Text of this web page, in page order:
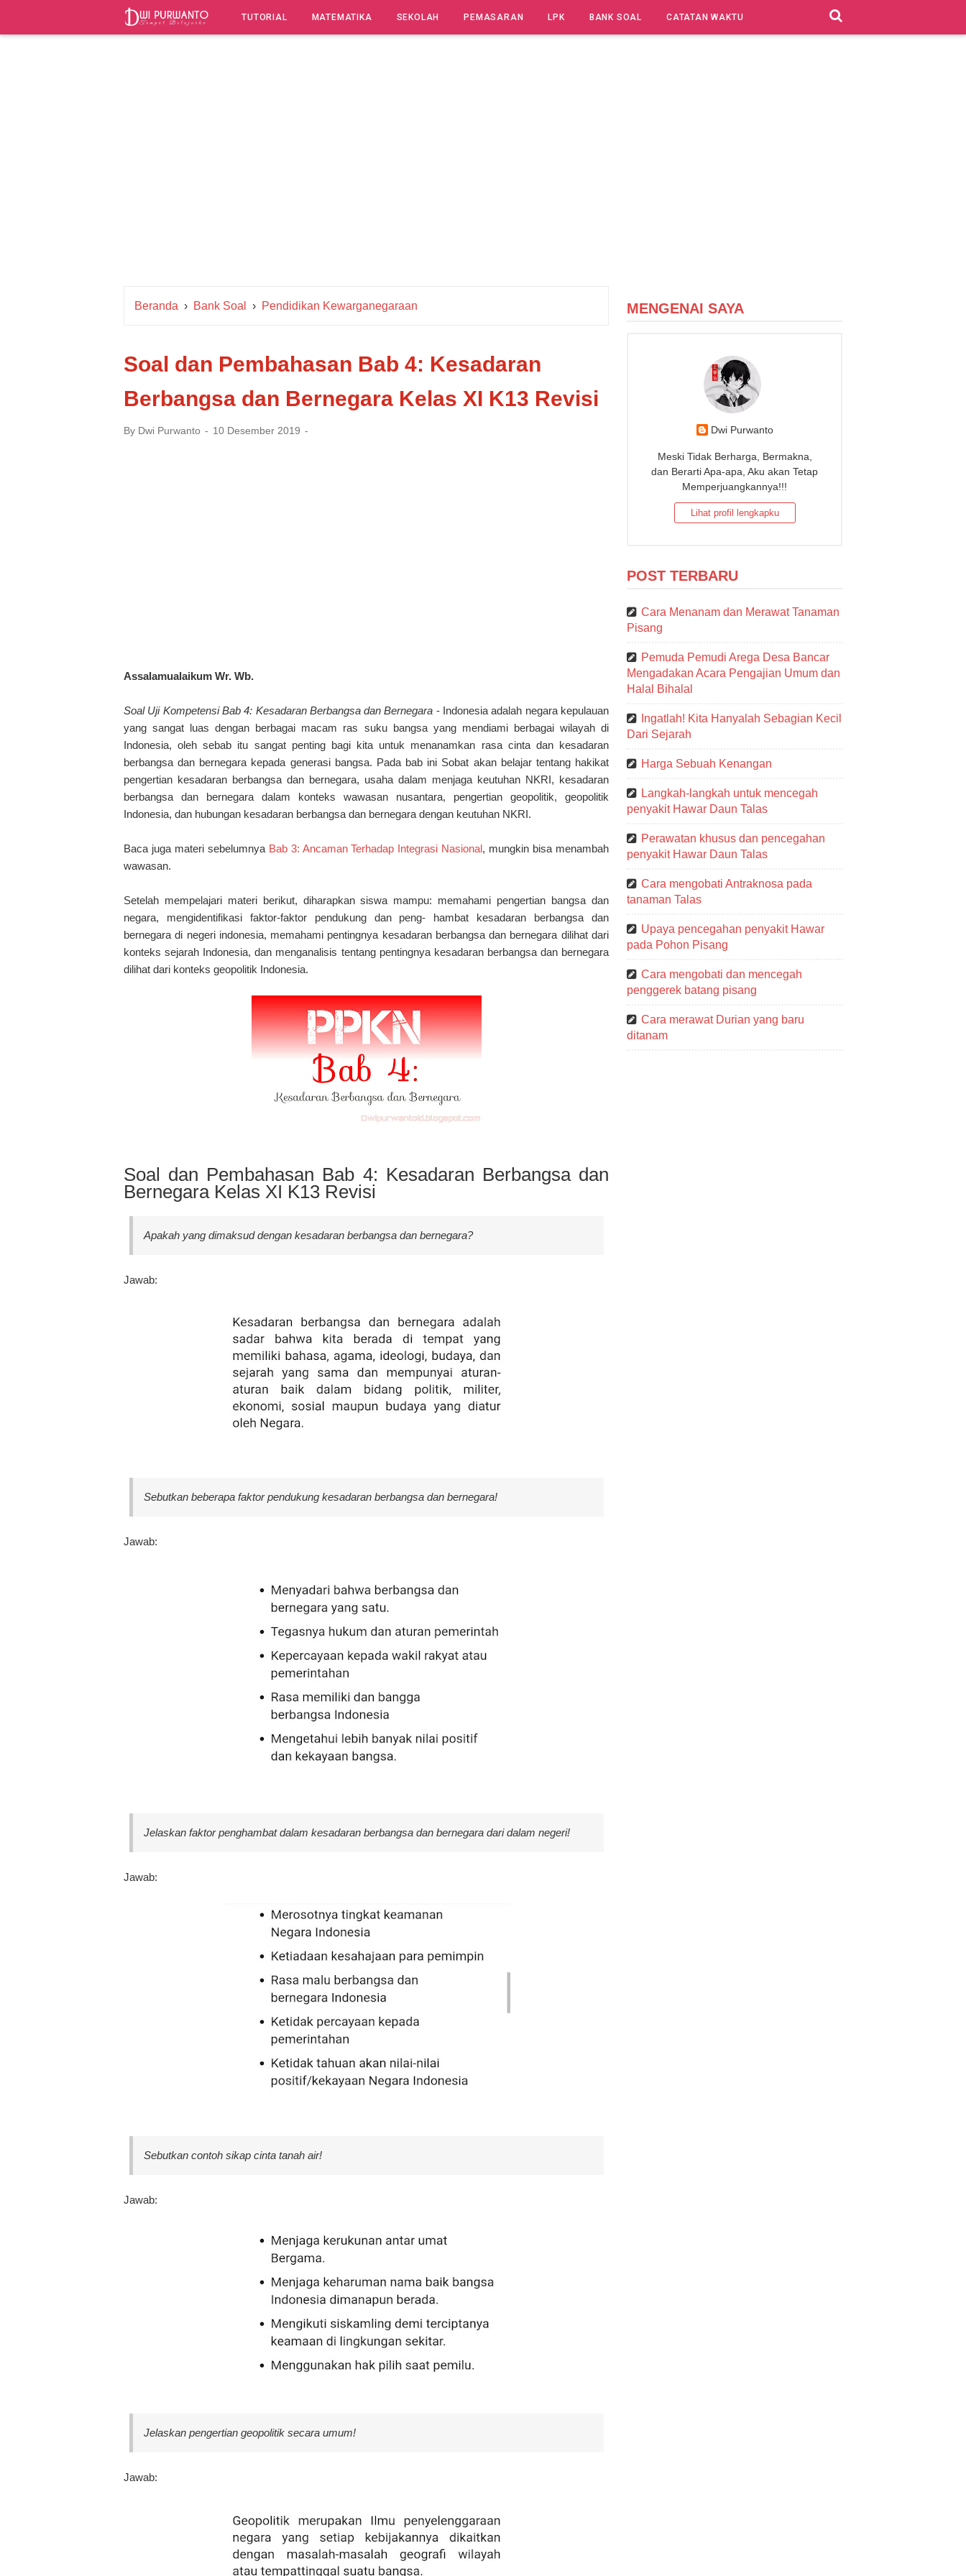
TUTORIAL MATEMATIKA SEKOLAH PEMASARAN LPK BANK SOAL CATATAN WAKTU
Beranda › Bank Soal › Pendidikan Kewarganegaraan
Soal dan Pembahasan Bab 4: Kesadaran
Berbangsa dan Bernegara Kelas XI K13 Revisi
By Dwi Purwanto 10 Desember 2019
Assalamualaikum Wr. Wb.
Soal Uji Kompetensi Bab 4: Kesadaran Berbangsa dan Bernegara - Indonesia adalah negara kepulauan
yang sangat luas dengan berbagai macam ras suku bangsa yang mendiami berbagai wilayah di
Indonesia, oleh sebab itu sangat penting bagi kita untuk menanamkan rasa cinta dan kesadaran
berbangsa dan bernegara kepada generasi bangsa. Pada bab ini Sobat akan belajar tentang hakikat
pengertian kesadaran berbangsa dan bernegara, usaha dalam menjaga keutuhan NKRI, kesadaran
berbangsa dan bernegara dalam konteks wawasan nusantara, pengertian geopolitik, geopolitik
Indonesia, dan hubungan kesadaran berbangsa dan bernegara dengan keutuhan NKRI.
Baca juga materi sebelumnya Bab 3: Ancaman Terhadap Integrasi Nasional, mungkin bisa menambah
wawasan.
Setelah mempelajari materi berikut, diharapkan siswa mampu: memahami pengertian bangsa dan
negara, mengidentifikasi faktor-faktor pendukung dan peng- hambat kesadaran berbangsa dan
bernegara di negeri indonesia, memahami pentingnya kesadaran berbangsa dan bernegara dilihat dari
konteks sejarah Indonesia, dan menganalisis tentang pentingnya kesadaran berbangsa dan bernegara
dilihat dari konteks geopolitik Indonesia.
Soal dan Pembahasan Bab 4: Kesadaran Berbangsa dan
Bernegara Kelas XI K13 Revisi
Apakah yang dimaksud dengan kesadaran berbangsa dan bernegara?
Jawab:
Sebutkan beberapa faktor pendukung kesadaran berbangsa dan bernegara!
Jawab:
Jelaskan faktor penghambat dalam kesadaran berbangsa dan bernegara dari dalam negeri!
Jawab:
Sebutkan contoh sikap cinta tanah air!
Jawab:
Jelaskan pengertian geopolitik secara umum!
Jawab:
MENGENAI SAYA
Dwi Purwanto
Meski Tidak Berharga, Bermakna,
dan Berarti Apa-apa, Aku akan Tetap
Memperjuangkannya!!!
Lihat profil lengkapku
POST TERBARU
Cara Menanam dan Merawat Tanaman
Pisang
Pemuda Pemudi Arega Desa Bancar
Mengadakan Acara Pengajian Umum dan
Halal Bihalal
Ingatlah! Kita Hanyalah Sebagian Kecil
Dari Sejarah
Harga Sebuah Kenangan
Langkah-langkah untuk mencegah
penyakit Hawar Daun Talas
Perawatan khusus dan pencegahan
penyakit Hawar Daun Talas
Cara mengobati Antraknosa pada
tanaman Talas
Upaya pencegahan penyakit Hawar
pada Pohon Pisang
Cara mengobati dan mencegah
penggerek batang pisang
Cara merawat Durian yang baru
ditanam